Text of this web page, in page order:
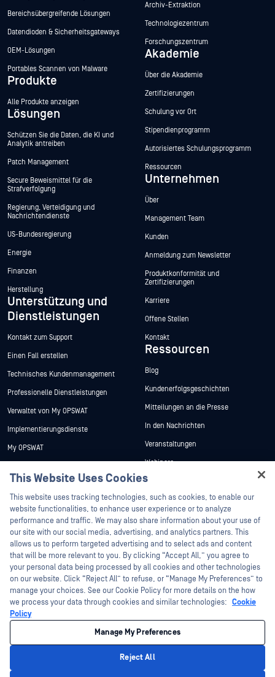
Bereichsübergreifende Lösungen
Datendioden & Sicherheitsgateways
OEM-Lösungen
Portables Scannen von Malware
Produkte
Alle Produkte anzeigen
Lösungen
Schützen Sie die Daten, die KI und
Analytik antreiben
Patch Management
Secure Beweismittel für die
Strafverfolgung
Regierung, Verteidigung und
Nachrichtendienste
US-Bundesregierung
Energie
Finanzen
Herstellung
Unterstützung und
Dienstleistungen
Kontakt zum Support
Einen Fall erstellen
Technisches Kundenmanagement
Professionelle Dienstleistungen
Verwaltet von My OPSWAT
Implementierungsdienste
My OPSWAT
Ausbildung
Programm zur Behebung von
Sicherheitslücken
Partner
Zertifizierung
Technologie-Partner
Partner Programm
Archiv-Extraktion
Technologiezentrum
Forschungszentrum
Akademie
Über die Akademie
Zertifizierungen
Schulung vor Ort
Stipendienprogramm
Autorisiertes Schulungsprogramm
Ressourcen
Unternehmen
Über
Management Team
Kunden
Anmeldung zum Newsletter
Produktkonformität und
Zertifizierungen
Karriere
Offene Stellen
Kontakt
Ressourcen
Blog
Kundenerfolgsgeschichten
Mitteilungen an die Presse
In den Nachrichten
Veranstaltungen
Webinare
Datenblätter
Weiße Papiere
Kostenlose Tools
©2026 OPSWAT . Alle Rechte vorbehalten. OPSWAT, MetaDefender, Metascan,
MetaAccess, das OPSWAT , Trust no File. Trust No Device., OPSWAT , Protecting the
World's Critical Infrastructure, Deep CDR™ Technology, InQuest, das InQuest-Logo,
DFI, RetroHunt, Deep File Inspection und Join the Hunt sind Marken von OPSWAT .
Marken von Drittanbietern sind Eigentum ihrer jeweiligen Inhaber.
Cookie-Präferenzen verwalten
Entscheidungen zum Datenschutz in Kalifornien
This Website Uses Cookies
This website uses tracking technologies, such as cookies, to enable our
website functionalities, to enhance user experience or to analyze
performance and traffic. We may also share information about your use of
our site with our social media, advertising, and analytics partners. This
allows us to perform targeted advertising and to select ads and content
that will be more relevant to you. By clicking “Accept All,” you agree to
your personal data being processed by all cookies and other technologies
on our website. Click “Reject All” to refuse, or “Manage My Preferences” to
manage your choices. See our Cookie Policy for more details on the how
we process your data through cookies and similar technologies: Cookie
Policy
Manage My Preferences
Reject All
Hey there!
I'm Ozzy, your OPSWAT virtual assistant.
How can I help you secure what's critical
today?